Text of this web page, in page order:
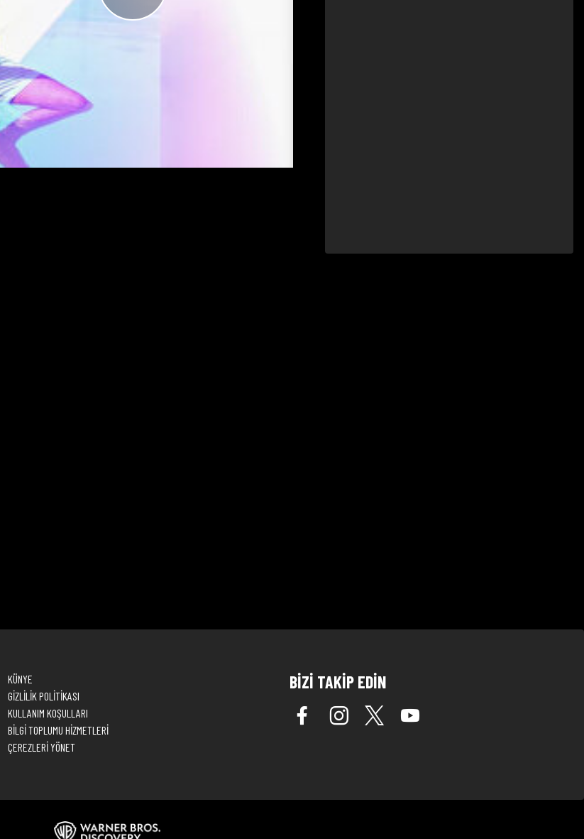
Videoyu
KÜNYE
GİZLİLİK POLİTİKASI
KULLANIM KOŞULLARI
BİLGİ TOPLUMU HİZMETLERİ
ÇEREZLERİ YÖNET
BİZİ TAKİP EDİN